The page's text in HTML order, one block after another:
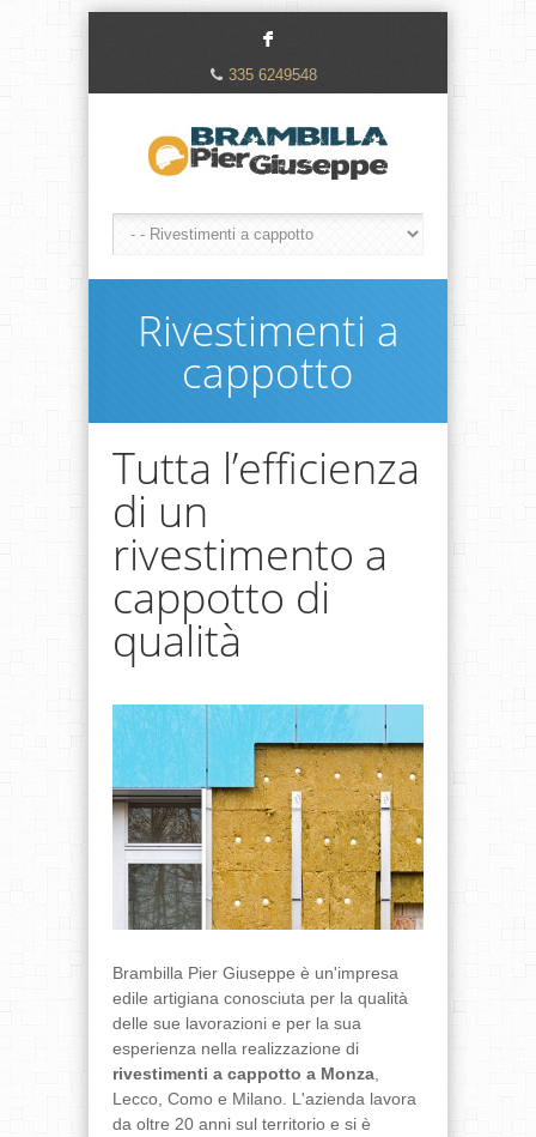
F
335 6249548
Rivestimenti a
cappotto
Tutta l’efficienza
di un
rivestimento a
cappotto di
qualità
Brambilla Pier Giuseppe è un'impresa
edile artigiana conosciuta per la qualità
delle sue lavorazioni e per la sua
esperienza nella realizzazione di
rivestimenti a cappotto a Monza
Lecco, Como e Milano. L'azienda lavora
da oltre 20 anni sul territorio e si è